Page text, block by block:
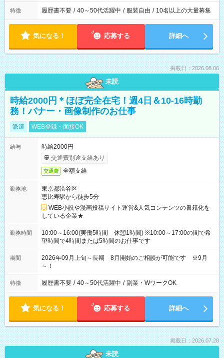
特徴 履歴書不要 / 40～50代活躍中 / 服装自由 / 10名以上の大量募集
気になる！ 応募する 詳細へ
掲載日：2026.08.06
未読
時給2000円＊ほぼ完全在宅！週4日＆10-16時勤
務！バナー・画像制作のお仕事
派遣 WEB登録・面接OK
給与
時給2000円
交通費別途支給あり
交通費 全額支給
勤務地
東京都渋谷区
恵比寿駅から徒歩5分
WEB小説や漫画投稿サイト運営&人気コンテンツの書籍化を
している企業★
勤務時間
10:00～16:00(実働5時間 休憩1時間) ※10:00～17:00の間で希
望時間で4時間または5時間のお仕事です
期間
2026年09月上旬～長期 8月開始のご相談が可能です ※9月
～！
特徴 履歴書不要 / 40～50代活躍中 / 副業・WワークOK
気になる！ 応募する 詳細へ
掲載日：2026.07.28
未読